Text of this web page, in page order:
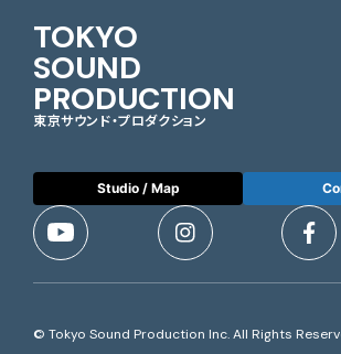
TOKYO
SOUND
PRODUCTION
東京サウンド・プロダクション
Studio / Map
© Tokyo Sound Production Inc. All Rights